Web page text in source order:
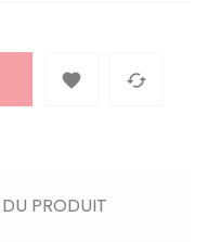
 
PRODUIT